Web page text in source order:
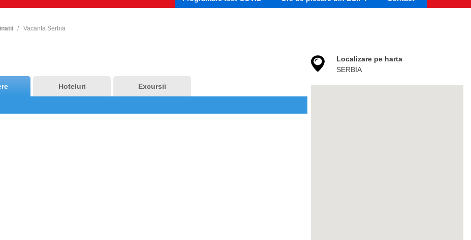
Vacanta Serbia
Hoteluri Excursii
Localizare pe harta
SERBIA